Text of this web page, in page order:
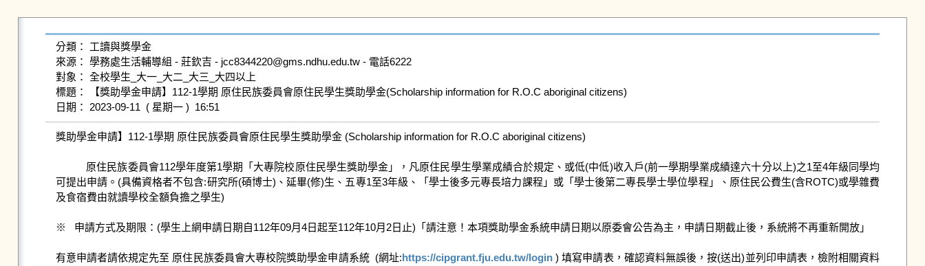
分類： 工讀與獎學金
來源： 學務處生活輔導組 - 莊欽吉 - jcc8344220@gms.ndhu.edu.tw - 電話6222
對象： 全校學生_大一_大二_大三_大四以上
標題： 【獎助學金申請】112-1學期 原住民族委員會原住民學生獎助學金(Scholarship information for R.O.C aboriginal citizens)
獎助學金申請】112-1學期 原住民族委員會原住民學生獎助學金 (Scholarship information for R.O.C aboriginal citizens)
可提出申請。(具備資格者不包含:研究所(碩博士)、延畢(修)生、五專1至3年級、「學士後多元專長培力課程」或「學士後第二專長學士學位學程」、原住民公費生(含ROTC)或學雜費
及食宿費由就讀學校全額負擔之學生)
※   申請方式及期限：(學生上網申請日期自112年09月4日起至112年10月2日止)「請注意！本項獎助學金系統申請日期以原委會公告為主，申請日期截止後，系統將不再重新開放」
有意申請者請依規定先至 原住民族委員會大專校院獎助學金申請系統  (網址:https://cipgrant.fju.edu.tw/login ) 填寫申請表，確認資料無誤後，按(送出)並列印申請表，檢附相關資料